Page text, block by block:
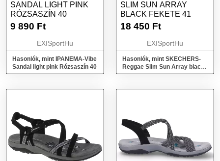
SANDAL LIGHT PINK
RÓZSASZÍN 40
9 890 Ft
EXISportHu
Hasonlók, mint IPANEMA-Vibe
Sandal light pink Rózsaszín 40
SLIM SUN ARRAY
BLACK FEKETE 41
18 450 Ft
EXISportHu
Hasonlók, mint SKECHERS-
Reggae Slim Sun Array black
Fekete 41